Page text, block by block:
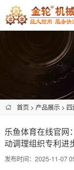
首页> 产品展示>
乐鱼体育在线官网
动调理组织专利进
发布时间：2025-11-07